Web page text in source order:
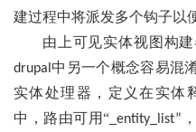
建过程中将派发多个钩子以
由上可见实体视图构
drupal 中另一个概念容易混
实体处理器，定义在实体
中，路由可用“ _entity_list”